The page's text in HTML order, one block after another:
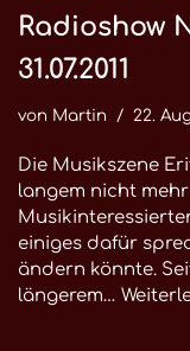
Radioshow
31.07.2011
von Martin 22.
Die Musikszene
langem nicht
einiges dafür
ändern könnte.
längerem…